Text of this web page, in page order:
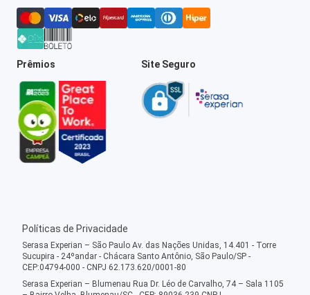
Prêmios Site Seguro
Políticas de Privacidade
Serasa Experian – São Paulo Av. das Nações Unidas, 14.401 - Torre
Sucupira - 24ºandar - Chácara Santo Antônio, São Paulo/SP -
CEP:04794-000 - CNPJ 62.173.620/0001-80
Serasa Experian – Blumenau Rua Dr. Léo de Carvalho, 74 – Sala 1105